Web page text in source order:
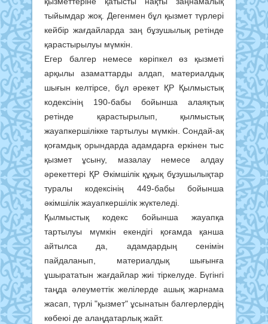
тыйымдар жоқ. Дегенмен бұл қызмет түрлері
кейбір жағдайларда заң бұзушылық ретінде
қарастырылуы мүмкін.
Егер балгер немесе көріпкел өз қызметі
арқылы азаматтарды алдап, материалдық
шығын келтірсе, бұл әрекет ҚР Қылмыстық
кодексінің 190-бабы бойынша алаяқтық
ретінде қарастырылып, қылмыстық
жауапкершілікке тартылуы мүмкін. Сондай-ақ
қоғамдық орындарда адамдарға еркінен тыс
қызмет ұсыну, мазалау немесе алдау
әрекеттері ҚР Әкімшілік құқық бұзушылықтар
туралы кодексінің 449-бабы бойынша
әкімшілік жауапкершілік жүктеледі.
Қылмыстық кодекс бойынша жауапқа
тартылуы мүмкін екендігі қоғамда қанша
айтылса да, адамдардың сенімін
пайдаланып, материалдық шығынға
ұшырататын жағдайлар жиі тіркелуде. Бүгінгі
таңда әлеуметтік желілерде ашық жарнама
жасап, түрлі "қызмет" ұсынатын балгерлердің
көбеюі де алаңдатарлық жайт.